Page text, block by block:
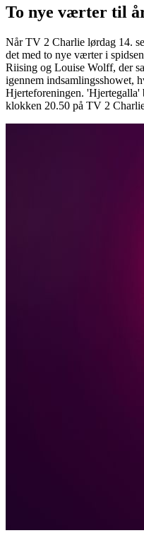
To nye værter til
Når TV 2 Charlie lørdag 14.
det med to nye værter i
Riising og Louise Wolff, der
igennem indsamlingsshowet,
Hjerteforeningen. 'Hjertegalla'
klokken 20.50 på TV 2